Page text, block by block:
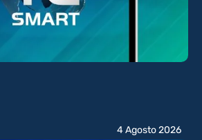
4 Agosto 2026